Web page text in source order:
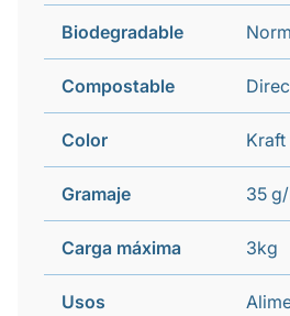
Biodegradable
Compostable
Color Kraft
Gramaje 35
Carga máxima 3kg
Usos